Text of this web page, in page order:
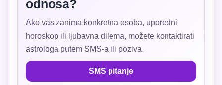
odnosa?
Ako vas zanima konkretna osoba, uporedni
horoskop ili ljubavna dilema, možete kontaktirati
astrologa putem SMS-a ili poziva.
SMS pitanje